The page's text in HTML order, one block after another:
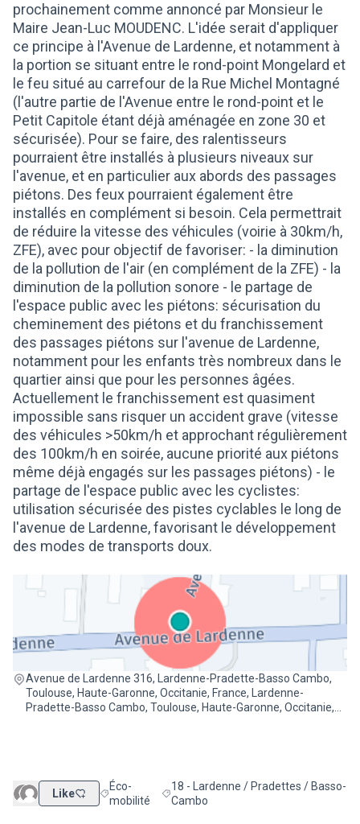
prochainement comme annoncé par Monsieur le
Maire Jean-Luc MOUDENC. L'idée serait d'appliquer
ce principe à l'Avenue de Lardenne, et notamment à
la portion se situant entre le rond-point Mongelard et
le feu situé au carrefour de la Rue Michel Montagné
(l'autre partie de l'Avenue entre le rond-point et le
Petit Capitole étant déjà aménagée en zone 30 et
sécurisée). Pour se faire, des ralentisseurs
pourraient être installés à plusieurs niveaux sur
l'avenue, et en particulier aux abords des passages
piétons. Des feux pourraient également être
installés en complément si besoin. Cela permettrait
de réduire la vitesse des véhicules (voirie à 30km/h,
ZFE), avec pour objectif de favoriser: - la diminution
de la pollution de l'air (en complément de la ZFE) - la
diminution de la pollution sonore - le partage de
l'espace public avec les piétons: sécurisation du
cheminement des piétons et du franchissement
des passages piétons sur l'avenue de Lardenne,
notamment pour les enfants très nombreux dans le
quartier ainsi que pour les personnes âgées.
Actuellement le franchissement est quasiment
impossible sans risquer un accident grave (vitesse
des véhicules >50km/h et approchant régulièrement
des 100km/h en soirée, aucune priorité aux piétons
même déjà engagés sur les passages piétons) - le
partage de l'espace public avec les cyclistes:
utilisation sécurisée des pistes cyclables le long de
l'avenue de Lardenne, favorisant le développement
des modes de transports doux.
Avenue de Lardenne 316, Lardenne-Pradette-Basso Cambo,
Toulouse, Haute-Garonne, Occitanie, France, Lardenne-
Pradette-Basso Cambo, Toulouse, Haute-Garonne, Occitanie,
(Lien externe)
Like Filtrer les résultats de la catégorie : Éco-mobilité
Éco-
mobilité
Filtrer les résultats pour le secteur :
18 - Lardenne / Pradettes / Basso-
Cambo